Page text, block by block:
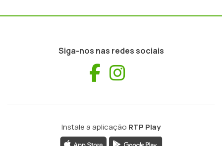
Siga-nos nas redes sociais
Facebook
Instale a aplicação RTP Play